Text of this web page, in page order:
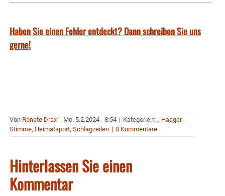
Haben Sie einen Fehler entdeckt? Dann schreiben Sie uns
gerne!
Von Renate Drax | Mo. 5.2.2024 - 8:54 | Kategorien: ., Haager-
Stimme, Heimatsport, Schlagzeilen | 0 Kommentare
Hinterlassen Sie einen
Kommentar